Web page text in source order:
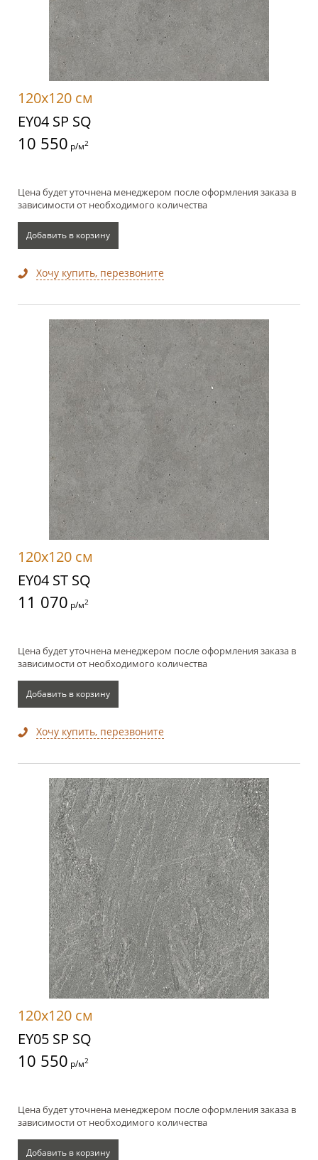
120x120 см
EY04 SP SQ
10 550 р/м2
Цена будет уточнена менеджером после оформления заказа в
зависимости от необходимого количества
Добавить в корзину
Хочу купить, перезвоните
120x120 см
EY04 ST SQ
11 070 р/м2
Цена будет уточнена менеджером после оформления заказа в
зависимости от необходимого количества
Добавить в корзину
Хочу купить, перезвоните
120x120 см
EY05 SP SQ
10 550 р/м2
Цена будет уточнена менеджером после оформления заказа в
зависимости от необходимого количества
Добавить в корзину